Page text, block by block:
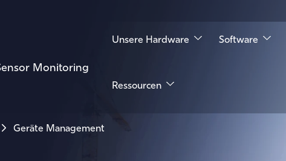
Monitoring
Unsere Hardware Software
Temperatur und Luftfeuchtigkeit
Ressourcen
Geräte Management